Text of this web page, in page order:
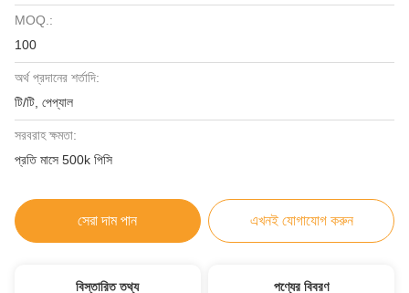
MOQ.:
100
অর্থ প্রদানের শর্তাদি:
টি/টি, পেপ্যাল
সরবরাহ ক্ষমতা:
প্রতি মাসে 500k পিসি
সেরা দাম পান এখনই যোগাযোগ করুন
বিস্তারিত তথ্য পণ্যের বিবরণ